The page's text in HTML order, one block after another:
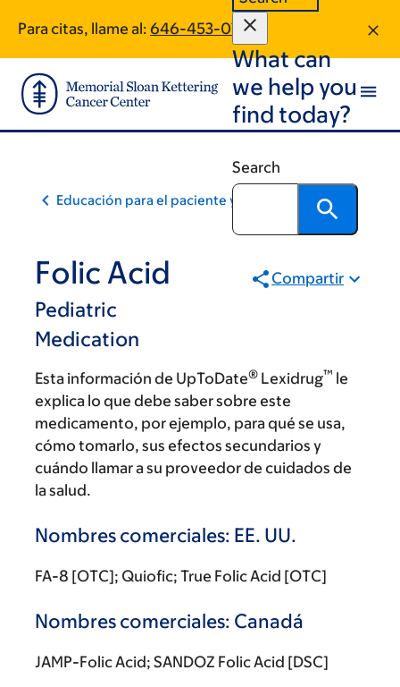
main
content
footer
Para citas, llame al: 646-453-0766
What can
we help you
find today?
Search
Educación para el paciente y la comunidad
Folic Acid
Pediatric
Medication
Compartir
Esta información de UpToDate® Lexidrug™ le
explica lo que debe saber sobre este
medicamento, por ejemplo, para qué se usa,
cómo tomarlo, sus efectos secundarios y
cuándo llamar a su proveedor de cuidados de
la salud.
Nombres comerciales: EE. UU.
FA-8 [OTC]; Quiofic; True Folic Acid [OTC]
Nombres comerciales: Canadá
JAMP-Folic Acid; SANDOZ Folic Acid [DSC]